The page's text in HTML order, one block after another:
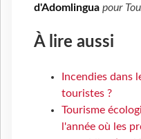
d'Adomlingua pour
À lire aussi
Incendies dans
touristes ?
Tourisme
l'année où les